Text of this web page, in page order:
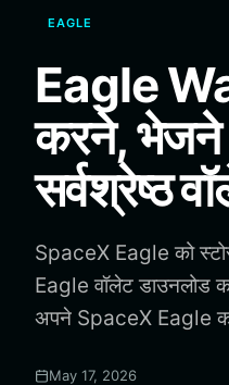
繁體中文
Bahasa Indonesia
ภาษาไทย
Español
Português (Brasil)
Español (Argentina)
EAGLE
Eagle
करने, भेजने
सर्वश्रेष्ठ
SpaceX Eagle को
Eagle वॉलेट डाउनलोड
अपने SpaceX Eagle
May 17, 2026